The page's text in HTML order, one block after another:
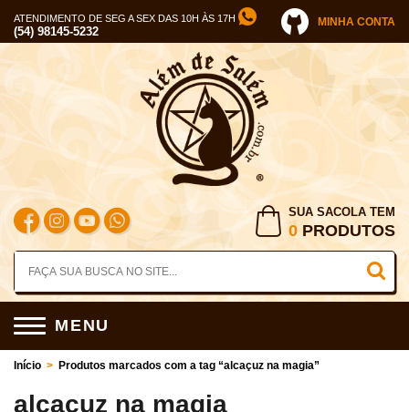
ATENDIMENTO DE SEG A SEX DAS 10H ÀS 17H
(54) 98145-5232
MINHA CONTA
SUA SACOLA TEM
0 PRODUTOS
MENU
Início > Produtos marcados com a tag “alcaçuz na magia”
alcaçuz na magia